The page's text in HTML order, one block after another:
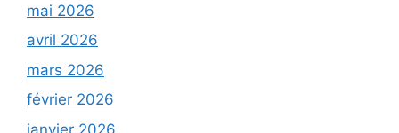
mai 2026
avril 2026
mars 2026
février 2026
janvier 2026